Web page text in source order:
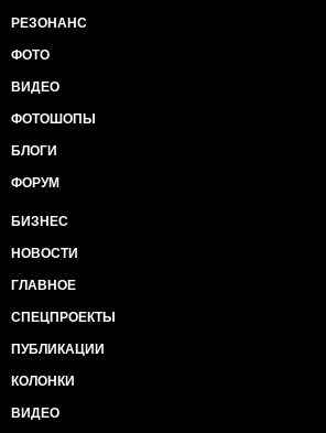
РЕЗОНАНС
ФОТО
ВИДЕО
ФОТОШОПЫ
БЛОГИ
ФОРУМ
БИЗНЕС
НОВОСТИ
ГЛАВНОЕ
СПЕЦПРОЕКТЫ
ПУБЛИКАЦИИ
КОЛОНКИ
ВИДЕО